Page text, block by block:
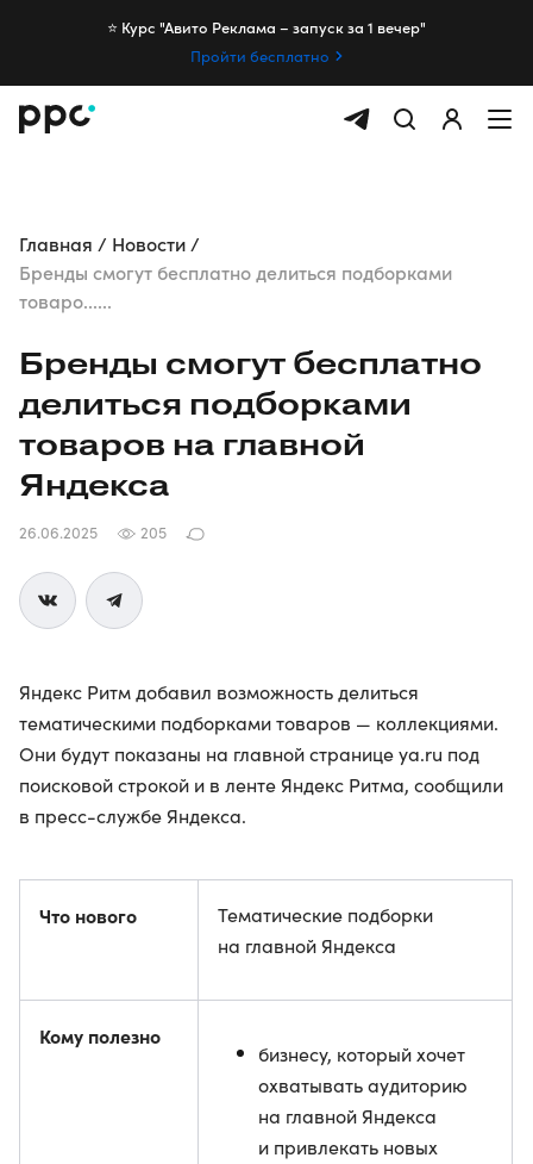
⭐️ Курс "Авито Реклама – запуск за 1 вечер"
Пройти бесплатно
Главная
Новости
Бренды смогут бесплатно делиться подборками
товаро......
Бренды смогут бесплатно
делиться подборками
товаров на главной
Яндекса
26.06.2025 205
Яндекс Ритм добавил возможность делиться
тематическими подборками товаров — коллекциями.
Они будут показаны на главной странице ya.ru под
поисковой строкой и в ленте Яндекс Ритма, сообщили
в пресс-службе Яндекса.
Что нового
Тематические подборки
на главной Яндекса
Кому полезно
бизнесу, который хочет
охватывать аудиторию
на главной Яндекса
и привлекать новых